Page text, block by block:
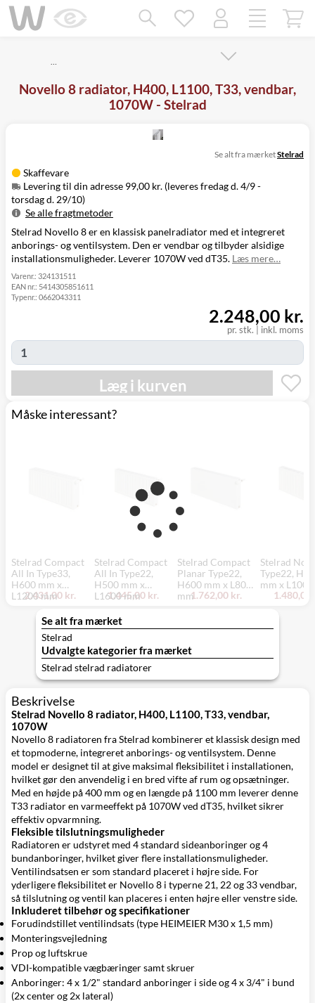
…
Novello 8 radiator, H400, L1100, T33, vendbar,
1070W - Stelrad
Skaffevare
Levering til din adresse 99,00 kr. (leveres fredag d. 4/9 -
torsdag d. 29/10)
Se alle fragtmetoder
Metode
Pris
Leveres
Levering til
din adresse
99,00 kr.
Fredag d. 4/9 -
torsdag d. 29/10
Click&Collect
i Svenstrup
(9230)
Se alt fra mærketStelrad
Stelrad Novello 8 er en klassisk panelradiator med et integreret
anborings- og ventilsystem. Den er vendbar og tilbyder alsidige
installationsmuligheder. Leverer 1070W ved dT35. Læs mere…
Varenr.: 324131511
EAN nr.: 5414305851611
Typenr.: 0662043311
pr. stk. inkl. moms
2.248,00 kr.
Læg i kurven
Måske interessant?
Stelrad Compact
All In Type33,
H600 mm x
L1200 mm
2.431,00 kr.
Stelrad Compact
All In Type22,
H500 mm x
L1600 mm
1.445,00 kr.
Stelrad Compact
Planar Type22,
H600 mm x L800
mm1.762,00 kr.
Stelrad
Type22,
mm x
1.480,00
Se alt fra mærket
Stelrad
Udvalgte kategorier fra mærket
Stelrad stelrad radiatorer
Beskrivelse
Stelrad Novello 8 radiator, H400, L1100, T33, vendbar,
1070W
Novello 8 radiatoren fra Stelrad kombinerer et klassisk design med
et topmoderne, integreret anborings- og ventilsystem. Denne
model er designet til at give maksimal fleksibilitet i installationen,
hvilket gør den anvendelig i en bred vifte af rum og opsætninger.
Med en højde på 400 mm og en længde på 1100 mm leverer denne
T33 radiator en varmeeffekt på 1070W ved dT35, hvilket sikrer
effektiv opvarmning.
Fleksible tilslutningsmuligheder
Radiatoren er udstyret med 4 standard sideanboringer og 4
bundanboringer, hvilket giver flere installationsmuligheder.
Ventilindsatsen er som standard placeret i højre side. For
yderligere fleksibilitet er Novello 8 i typerne 21, 22 og 33 vendbar,
så tilslutning og ventil kan placeres i enten højre eller venstre side.
Inkluderet tilbehør og specifikationer
Forudindstillet ventilindsats (type HEIMEIER M30 x 1,5 mm)
Monteringsvejledning
Prop og luftskrue
VDI-kompatible vægbæringer samt skruer
Anboringer: 4 x 1/2" standard anboringer i side og 4 x 3/4" i bund
(2x center og 2x lateral)
Mangler chatten?
Ret samtykke!